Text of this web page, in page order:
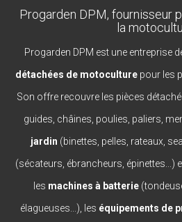
Progarden DPM, fournisseur
la
Progarden DPM est une entreprise
détachées de motoculturepour les
Son offre recouvre les pièces
guides, châines, poulies, paliers,
jardin (binettes, pelles, rateaux,
(sécateurs, ébrancheurs, épinettes...)
les machines à batterie
élagueuses...), les équipements de